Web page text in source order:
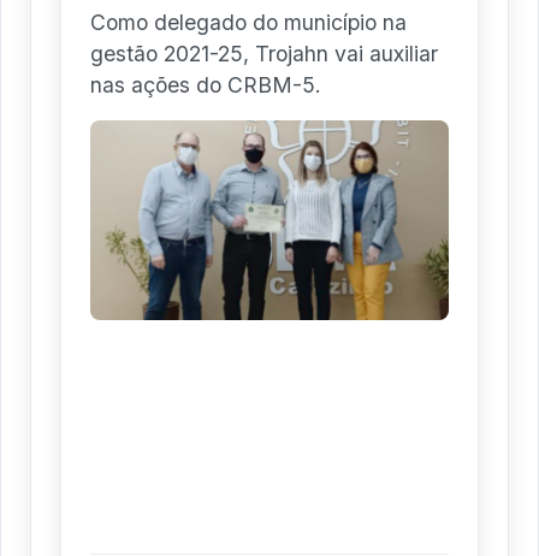
Como delegado do município na
gestão 2021-25, Trojahn vai auxiliar
nas ações do CRBM-5.